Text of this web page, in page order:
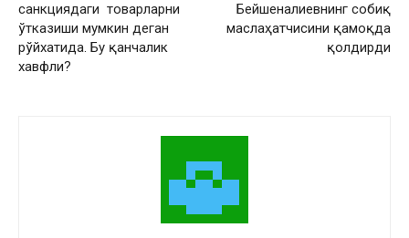
санкциядаги товарларни
ўтказиши мумкин деган
рўйхатида. Бу қанчалик
хавфли?
Бейшеналиевнинг собиқ
маслаҳатчисини қамоқда
қолдирди